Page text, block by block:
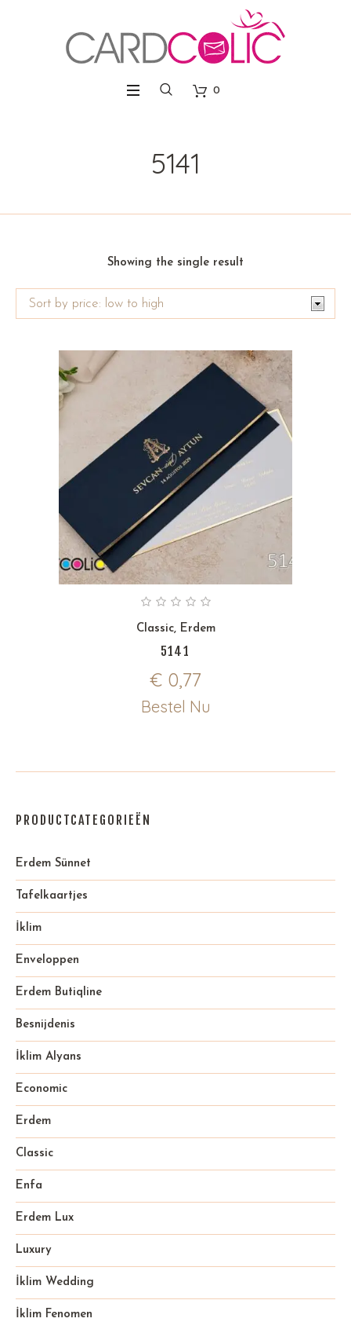
0
5141
Showing the single result
Classic, Erdem
5141
€ 0,77
Bestel Nu
PRODUCTCATEGORIEËN
Erdem Sünnet
Tafelkaartjes
İklim
Enveloppen
Erdem Butiqline
Besnijdenis
İklim Alyans
Economic
Erdem
Classic
Enfa
Erdem Lux
Luxury
İklim Wedding
İklim Fenomen